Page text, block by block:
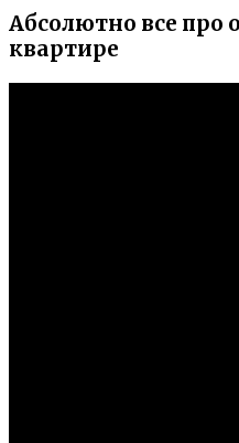
Абсолютно все про
квартире